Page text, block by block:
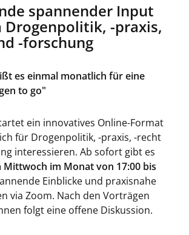
spannender Input
Drogenpolitik, -praxis,
-forschung
es einmal monatlich für eine
to go"
ein innovatives Online-Format
für Drogenpolitik, -praxis, -recht
interessieren. Ab sofort gibt es
Mittwoch im Monat von 17:00 bis
Einblicke und praxisnahe
via Zoom. Nach den Vorträgen
folgt eine offene Diskussion.